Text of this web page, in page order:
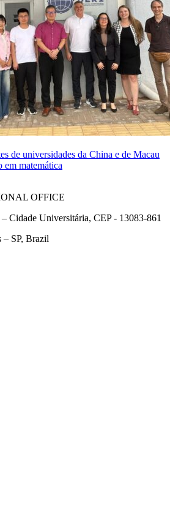
de universidades da China e de Macau
em matemática
OFFICE
Cidade Universitária, CEP - 13083-861
– SP, Brazil